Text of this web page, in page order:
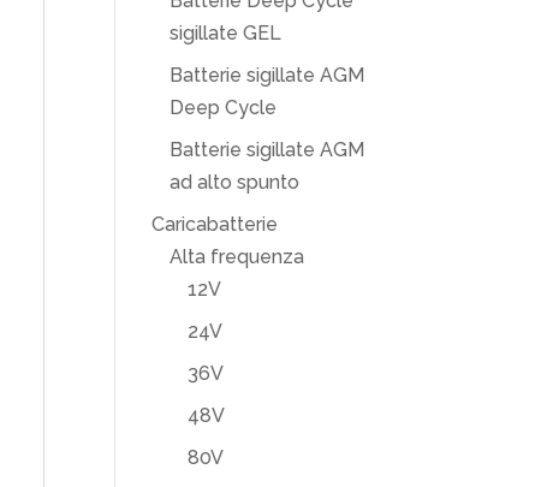
sigillate GEL
Batterie sigillate AGM
Deep Cycle
Batterie sigillate AGM
ad alto spunto
Caricabatterie
Alta frequenza
12V
24V
36V
48V
80V